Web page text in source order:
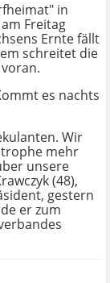
in
Freitag
Ernte fällt
schreitet die
es nachts
Wir
mehr
unsere
(48),
gestern
er zum